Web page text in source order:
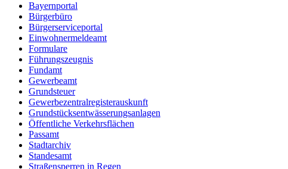
Bayernportal
Bürgerbüro
Bürgerserviceportal
Einwohnermeldeamt
Formulare
Führungszeugnis
Fundamt
Gewerbeamt
Grundsteuer
Gewerbezentralregisterauskunft
Grundstücksentwässerungsanlagen
Öffentliche Verkehrsflächen
Passamt
Stadtarchiv
Standesamt
Straßensperren in Regen